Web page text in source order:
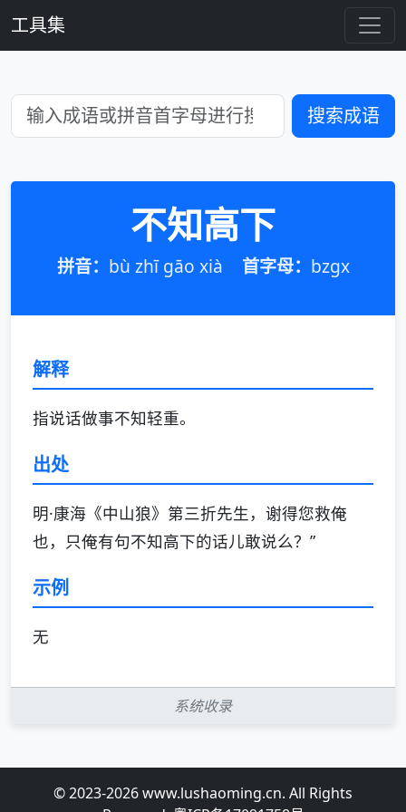
工具集
搜索成语
不知高下
拼音： bù zhī gāo xià 首字母： bzgx
解释
指说话做事不知轻重。
出处
明·康海《中山狼》第三折先生，谢得您救俺
也，只俺有句不知高下的话儿敢说么？”
示例
无
系统收录
© 2023-2026 www.lushaoming.cn. All Rights